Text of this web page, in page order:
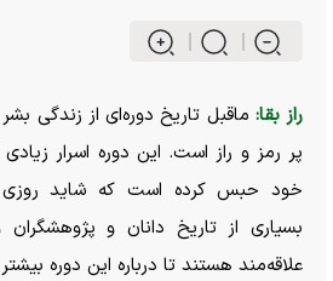
راز بقا: ماقبل تاریخ دوره‌ای از زندگی
پر رمز و راز است. این دوره اسرار
خود حبس کرده است که شاید
بسیاری از تاریخ دانان و
علاقه‌مند هستند تا درباره این دوره